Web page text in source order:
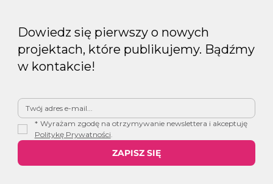
Dowiedz się pierwszy o nowych
projektach, które publikujemy. Bądźmy
w kontakcie!
*
Wyrażam zgodę na otrzymywanie newslettera i akceptuję
Politykę Prywatności.
ZAPISZ SIĘ